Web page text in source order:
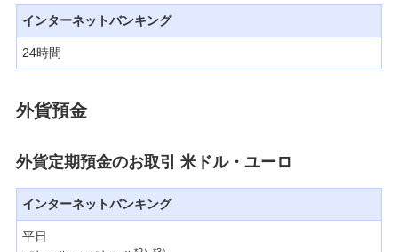
みずほダイレクトセキュリティ強化に伴う仕様変更
について
セキュリティの取り組み
みずほダイレクトの基本操作/変更手続き
インターネットバンキング
24時間
外貨預金
外貨定期預金のお取引 米ドル・ユーロ
インターネットバンキング
平日